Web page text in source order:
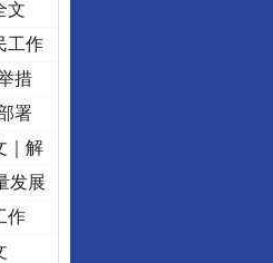
文
工作
措
署
｜解
发展
作